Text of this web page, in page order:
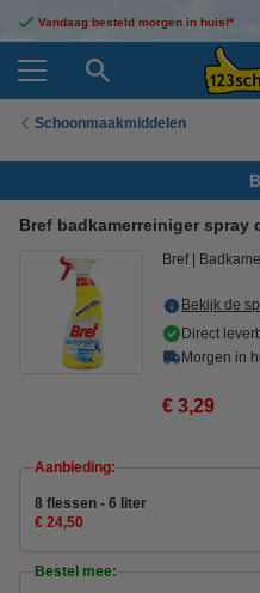
Vandaag besteld morgen in huis!*
Schoonmaakmiddelen
Bref badkamerreiniger spray
Bref
Bekijk de
Direct
Morgen in
€ 3,29
Aanbieding:
8 flessen - 6 liter
€ 24,50
Bestel mee: